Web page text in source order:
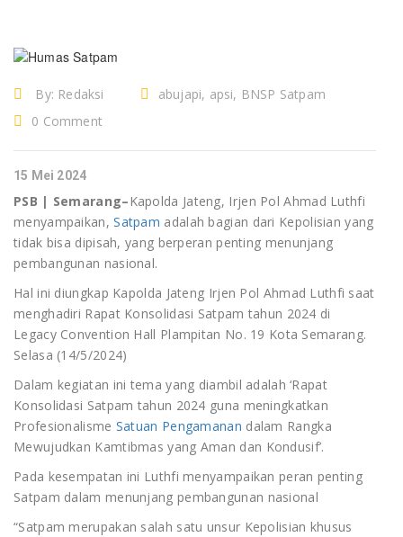
By: Redaksi
abujapi, apsi, BNSP Satpam
Satpam Jakarta, jasa diklat
Satpam Tangerang, jasa diklat
Satpam terbaik, jasa outsourcing
satpam, jasa pengamanan, jasa
security, Lembaga Pelatihan, loker
satpam, outsourcing security,
panglima siaga bangsa, penyalur
security, Pudiklat Satpam terbaik,
pusdiklat satpam, pusdiklat
satpam di jakarta, yayasan
outsourcing, yayasan penyedia
satpam, yayasan satpam
0 Comment
15 Mei 2024
PSB | Semarang– Kapolda Jateng, Irjen Pol Ahmad Luthfi
menyampaikan,Satpam adalah bagian dari Kepolisian yang
tidak bisa dipisah, yang berperan penting menunjang
pembangunan nasional.
Hal ini diungkap Kapolda Jateng Irjen Pol Ahmad Luthfi saat
menghadiri Rapat Konsolidasi Satpam tahun 2024 di
Legacy Convention Hall Plampitan No. 19 Kota Semarang.
Selasa (14/5/2024)
Dalam kegiatan ini tema yang diambil adalah ‘Rapat
Konsolidasi Satpam tahun 2024 guna meningkatkan
Profesionalisme Satuan Pengamanan dalam Rangka
Mewujudkan Kamtibmas yang Aman dan Kondusif’.
Pada kesempatan ini Luthfi menyampaikan peran penting
Satpam dalam menunjang pembangunan nasional
“Satpam merupakan salah satu unsur Kepolisian khusus